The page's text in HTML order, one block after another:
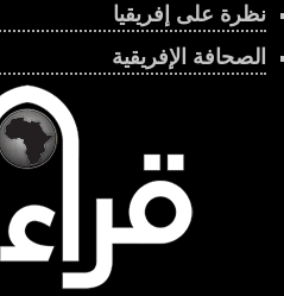
نظرة على إفريقيا
الصحافة الإفريقية